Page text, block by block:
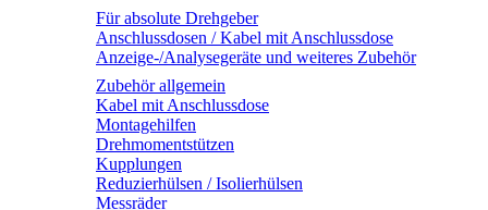
Für absolute Drehgeber
Anschlussdosen / Kabel mit Anschlussdose
Anzeige-/Analysegeräte und weiteres Zubehör
Zubehör allgemein
Kabel mit Anschlussdose
Montagehilfen
Drehmomentstützen
Kupplungen
Reduzierhülsen / Isolierhülsen
Messräder